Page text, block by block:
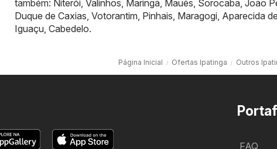
também: Niterói Valinhos Maringá Maués Sorocaba João
Duque de Caxias Votorantim Pinhais Maragogi Aparecida
Iguaçu Cabedelo.
Página Inicial Ofertas Ipatinga Outros
FAQ